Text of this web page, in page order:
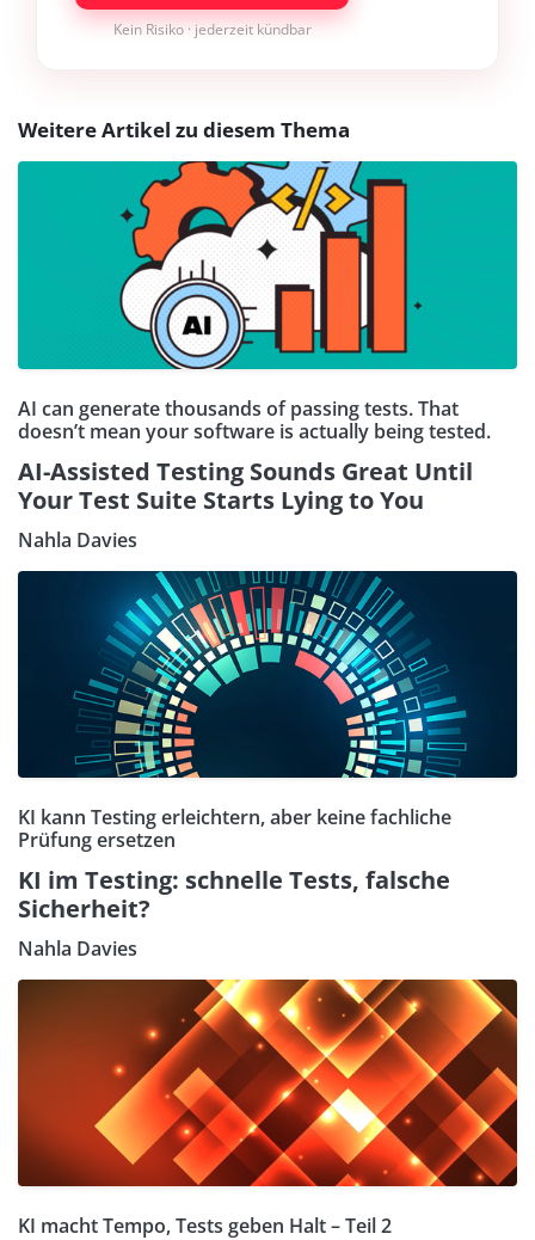
Kein Risiko · jederzeit kündbar
Weitere Artikel zu diesem Thema
AI can generate thousands of passing tests. That
doesn’t mean your software is actually being tested.
AI-Assisted Testing Sounds Great Until
Your Test Suite Starts Lying to You
Nahla Davies
KI kann Testing erleichtern, aber keine fachliche
Prüfung ersetzen
KI im Testing: schnelle Tests, falsche
Sicherheit?
Nahla Davies
KI macht Tempo, Tests geben Halt – Teil 2